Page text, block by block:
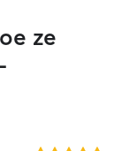
and we'll try to make it
ze